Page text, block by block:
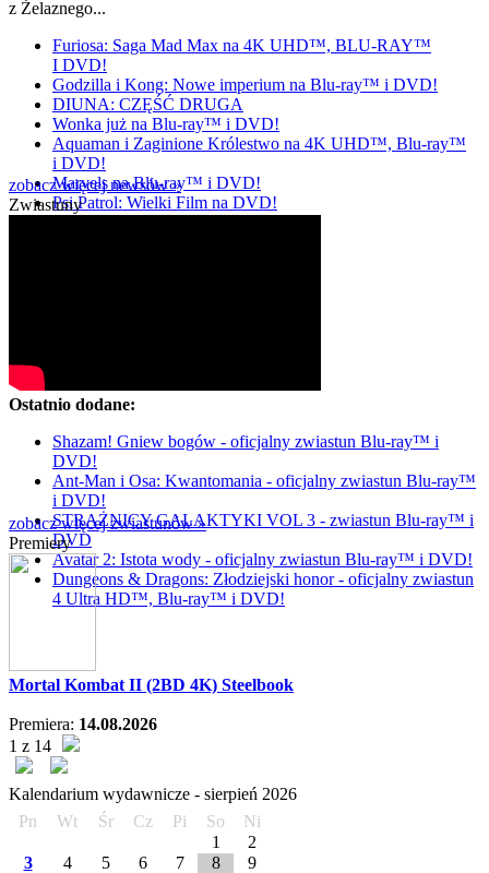
z Żelaznego...
Furiosa: Saga Mad Max na 4K UHD™, BLU-RAY™
I DVD!
Godzilla i Kong: Nowe imperium na Blu-ray™ i DVD!
DIUNA: CZĘŚĆ DRUGA
Wonka już na Blu-ray™ i DVD!
Aquaman i Zaginione Królestwo na 4K UHD™, Blu-ray™
i DVD!
Marvels na Blu-ray™ i DVD!
Psi Patrol: Wielki Film na DVD!
zobacz więcej newsów »
Zwiastuny
Ostatnio dodane:
Shazam! Gniew bogów - oficjalny zwiastun Blu-ray™ i
DVD!
Ant-Man i Osa: Kwantomania - oficjalny zwiastun Blu-ray™
i DVD!
STRAŻNICY GALAKTYKI VOL 3 - zwiastun Blu-ray™ i
DVD
Avatar 2: Istota wody - oficjalny zwiastun Blu-ray™ i DVD!
Dungeons & Dragons: Złodziejski honor - oficjalny zwiastun
4 Ultra HD™, Blu-ray™ i DVD!
zobacz więcej zwiastunów »
Premiery
Mortal Kombat II (2BD 4K) Steelbook
Premiera: 14.08.2026
1 z 14
Kalendarium wydawnicze - sierpień 2026
Pn
Wt Śr Cz Pi So
Ni
1
2
3
4 5 6 7 8
9